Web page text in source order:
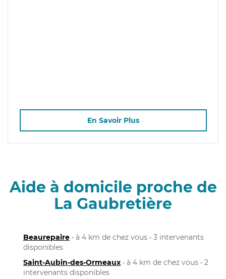
En Savoir Plus
Aide à domicile proche de
La Gaubretière
Beaurepaire • à 4 km de chez vous • 3 intervenants
disponibles
Saint-Aubin-des-Ormeaux • à 4 km de chez vous • 2
intervenants disponibles